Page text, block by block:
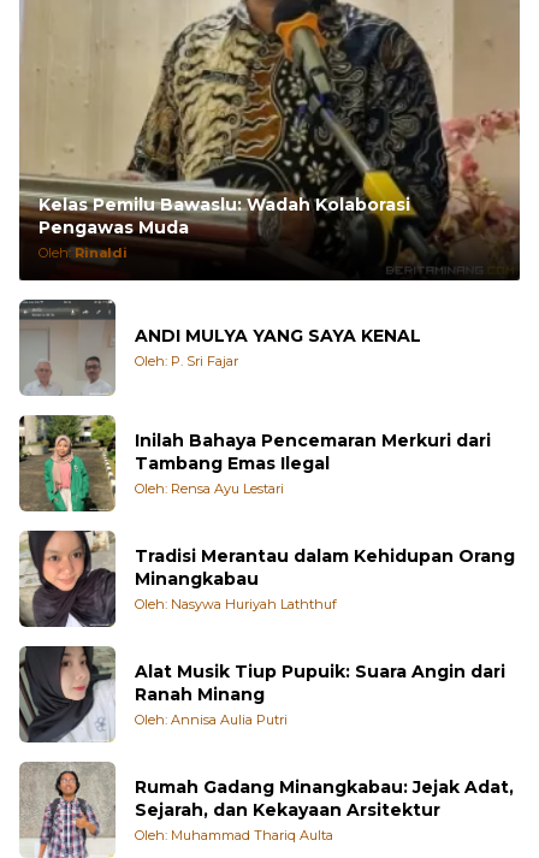
Kelas Pemilu Bawaslu: Wadah Kolaborasi
Pengawas Muda
Oleh:Rinaldi
ANDI MULYA YANG SAYA KENAL
Oleh: P. Sri Fajar
Inilah Bahaya Pencemaran Merkuri dari
Tambang Emas Ilegal
Oleh: Rensa Ayu Lestari
Tradisi Merantau dalam Kehidupan Orang
Minangkabau
Oleh: Nasywa Huriyah Laththuf
Alat Musik Tiup Pupuik: Suara Angin dari
Ranah Minang
Oleh: Annisa Aulia Putri
Rumah Gadang Minangkabau: Jejak Adat,
Sejarah, dan Kekayaan Arsitektur
Oleh: Muhammad Thariq Aulta